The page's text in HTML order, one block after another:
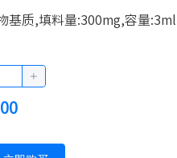
基质,填料量:300mg,容量